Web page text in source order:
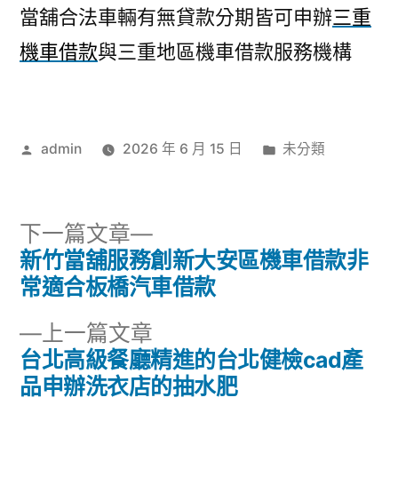
當舖合法車輛有無貸款分期皆可申辦三重
機車借款與三重地區機車借款服務機構
作
admin 2026 年 6 月 15 日
分
未分類
文
導
覽
上一篇文章
一
篇
台北高級餐廳精進的台北健檢cad產
品申辦洗衣店的抽水肥
下一篇文章
下
一
篇
新竹當舖服務創新大安區機車借款非
常適合板橋汽車借款